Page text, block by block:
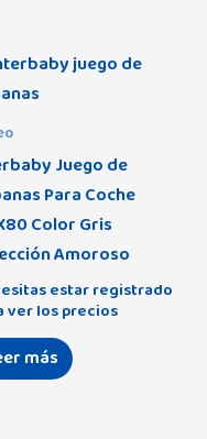
Juego de
Para Coche
Color Gris
Amoroso
estar registrado
ver los precios
más